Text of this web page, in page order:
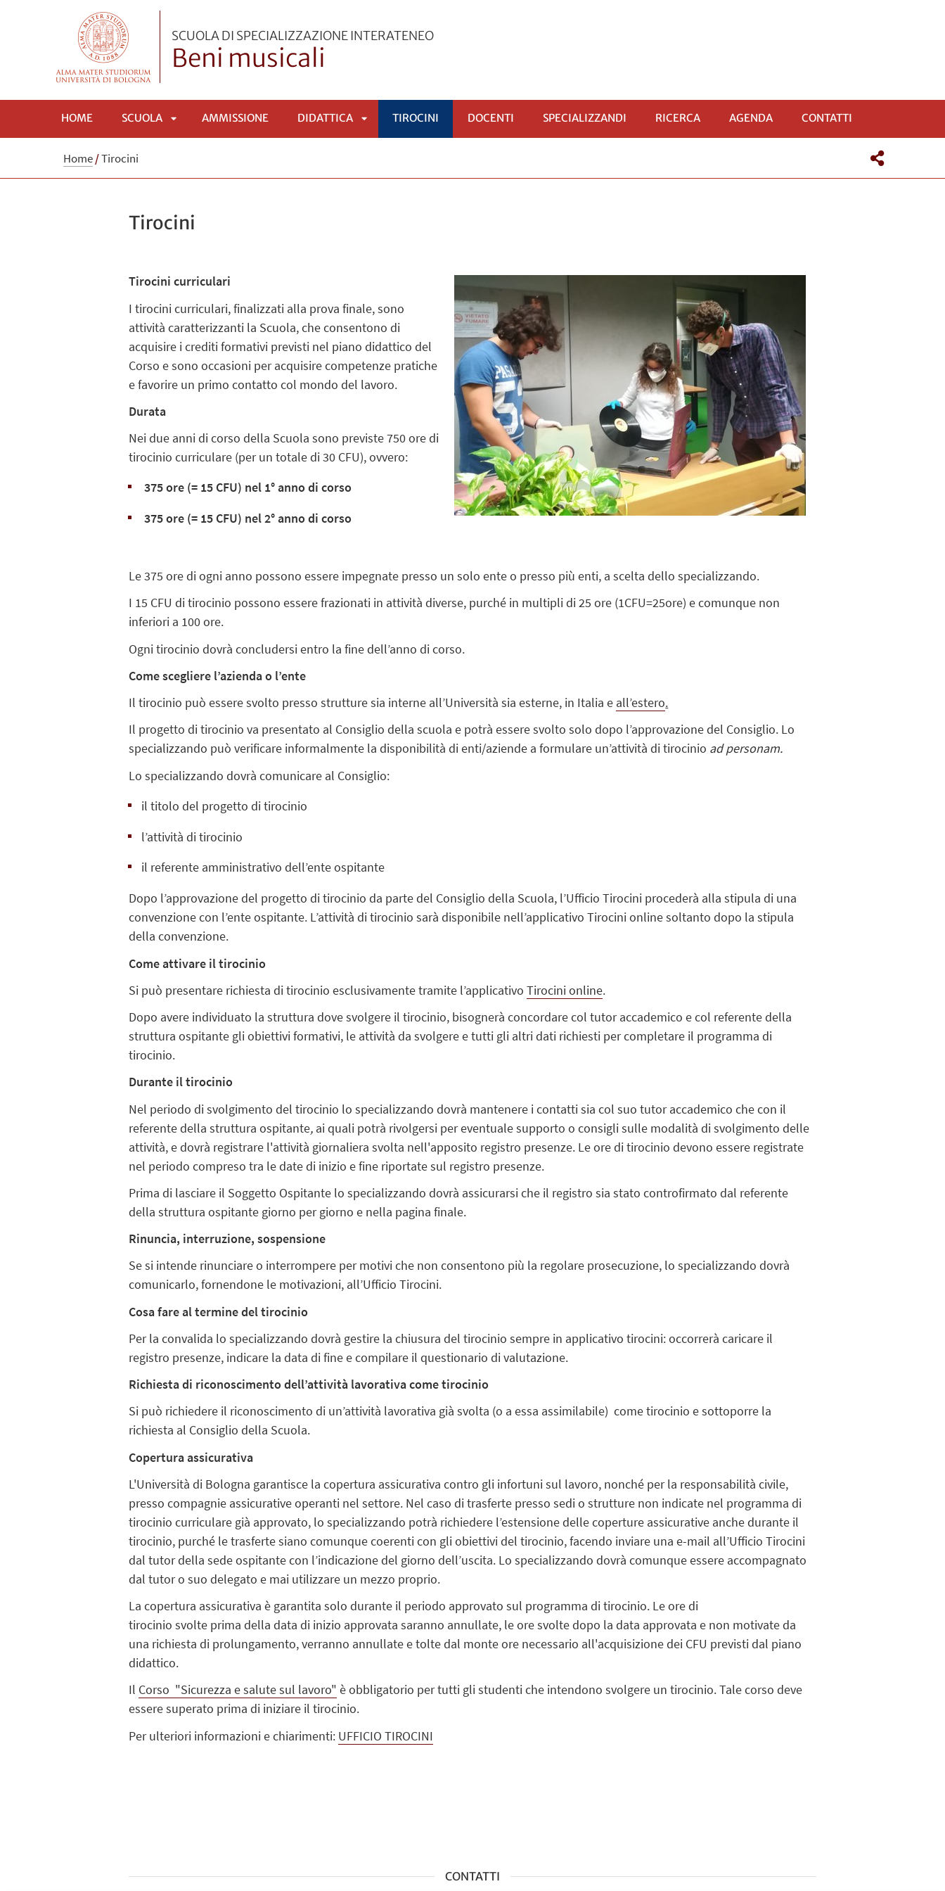
SCUOLA DI SPECIALIZZAZIONE INTERATENEO
Beni musicali
HOME SCUOLA AMMISSIONE DIDATTICA TIROCINI DOCENTI SPECIALIZZANDI RICERCA AGENDA CONTATTI
Home/Tirocini
Tirocini
Tirocini curriculari
I tirocini curriculari, finalizzati alla prova finale, sono
attività caratterizzanti la Scuola, che consentono di
acquisire i crediti formativi previsti nel piano didattico del
Corso e sono occasioni per acquisire competenze pratiche
e favorire un primo contatto col mondo del lavoro.
Durata
Nei due anni di corso della Scuola sono previste 750 ore di
tirocinio curriculare (per un totale di 30 CFU), ovvero:
375 ore (= 15 CFU) nel 1° anno di corso
375 ore (= 15 CFU) nel 2° anno di corso
Le 375 ore di ogni anno possono essere impegnate presso un solo ente o presso più enti, a scelta dello specializzando.
I 15 CFU di tirocinio possono essere frazionati in attività diverse, purché in multipli di 25 ore (1CFU=25ore) e comunque non
inferiori a 100 ore.
Ogni tirocinio dovrà concludersi entro la fine dell’anno di corso.
Come scegliere l’azienda o l’ente
Il tirocinio può essere svolto presso strutture sia interne all’Università sia esterne, in Italia e all’estero.
Il progetto di tirocinio va presentato al Consiglio della scuola e potrà essere svolto solo dopo l’approvazione del Consiglio. Lo
specializzando può verificare informalmente la disponibilità di enti/aziende a formulare un’attività di tirocinio ad personam.
Lo specializzando dovrà comunicare al Consiglio:
il titolo del progetto di tirocinio
l’attività di tirocinio
il referente amministrativo dell’ente ospitante
Dopo l’approvazione del progetto di tirocinio da parte del Consiglio della Scuola, l’Ufficio Tirocini procederà alla stipula di una
convenzione con l’ente ospitante. L’attività di tirocinio sarà disponibile nell’applicativo Tirocini online soltanto dopo la stipula
della convenzione.
Come attivare il tirocinio
Si può presentare richiesta di tirocinio esclusivamente tramite l’applicativoTirocini online.
Dopo avere individuato la struttura dove svolgere il tirocinio, bisognerà concordare col tutor accademico e col referente della
struttura ospitante gli obiettivi formativi, le attività da svolgere e tutti gli altri dati richiesti per completare il programma di
tirocinio.
Durante il tirocinio
Nel periodo di svolgimento del tirocinio lo specializzando dovrà mantenere i contatti sia col suo tutor accademico che con il
referente della struttura ospitante, ai quali potrà rivolgersi per eventuale supporto o consigli sulle modalità di svolgimento delle
attività, e dovrà registrare l'attività giornaliera svolta nell'apposito registro presenze. Le ore di tirocinio devono essere registrate
nel periodo compreso tra le date di inizio e fine riportate sul registro presenze.
Prima di lasciare il Soggetto Ospitante lo specializzando dovrà assicurarsi che il registro sia stato controfirmato dal referente
della struttura ospitante giorno per giorno e nella pagina finale.
Rinuncia, interruzione, sospensione
Se si intende rinunciare o interrompere per motivi che non consentono più la regolare prosecuzione, lo specializzando dovrà
comunicarlo, fornendone le motivazioni, all’Ufficio Tirocini.
Cosa fare al termine del tirocinio
Per la convalida lo specializzando dovrà gestire la chiusura del tirocinio sempre in applicativo tirocini: occorrerà caricare il
registro presenze, indicare la data di fine e compilare il questionario di valutazione.
Richiesta di riconoscimento dell’attività lavorativa come tirocinio
Si può richiedere il riconoscimento di un’attività lavorativa già svolta (o a essa assimilabile) come tirocinio e sottoporre la
richiesta al Consiglio della Scuola.
Copertura assicurativa
L'Università di Bologna garantisce la copertura assicurativa contro gli infortuni sul lavoro, nonché per la responsabilità civile,
presso compagnie assicurative operanti nel settore. Nel caso di trasferte presso sedi o strutture non indicate nel programma di
tirocinio curriculare già approvato, lo specializzando potrà richiedere l’estensione delle coperture assicurative anche durante il
tirocinio, purché le trasferte siano comunque coerenti con gli obiettivi del tirocinio, facendo inviare una e-mail all’Ufficio Tirocini
dal tutor della sede ospitante con l’indicazione del giorno dell’uscita. Lo specializzando dovrà comunque essere accompagnato
dal tutor o suo delegato e mai utilizzare un mezzo proprio.
La copertura assicurativa è garantita solo durante il periodo approvato sul programma di tirocinio. Le ore di
tirocinio svolte prima della data di inizio approvata saranno annullate, le ore svolte dopo la data approvata e non motivate da
una richiesta di prolungamento, verranno annullate e tolte dal monte ore necessario all'acquisizione dei CFU previsti dal piano
didattico.
Il Corso "Sicurezza e salute sul lavoro" è obbligatorio per tutti gli studenti che intendono svolgere un tirocinio. Tale corso deve
essere superato prima di iniziare il tirocinio.
Per ulteriori informazioni e chiarimenti: UFFICIO TIROCINI
CONTATTI